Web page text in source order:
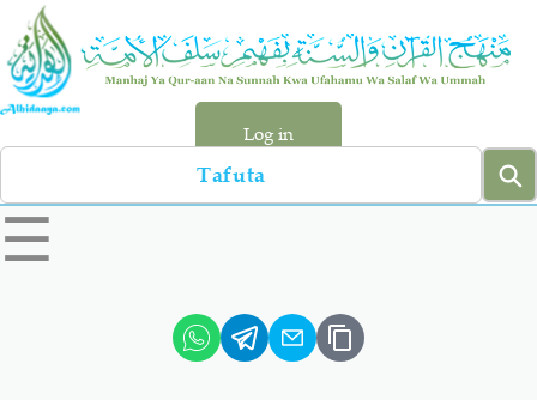
Skip
main
content
Log in
Search
left
sidebar
☰
Hadiyth